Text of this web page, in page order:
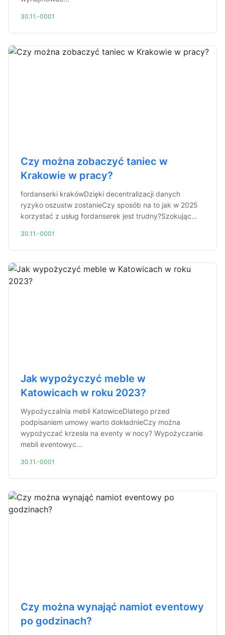
30.11.-0001
Czy można zobaczyć taniec w
Krakowie w pracy?
fordanserki krakówDzięki decentralizacji danych
ryzyko oszustw zostanieCzy sposób na to jak w 2025
korzystać z usług fordanserek jest trudny?Szokując...
30.11.-0001
Jak wypożyczyć meble w
Katowicach w roku 2023?
Wypożyczalnia mebli KatowiceDlatego przed
podpisaniem umowy warto dokładnieCzy można
wypożyczać krzesła na eventy w nocy? Wypożyczanie
mebli eventowyc...
30.11.-0001
Czy można wynająć namiot eventowy
po godzinach?